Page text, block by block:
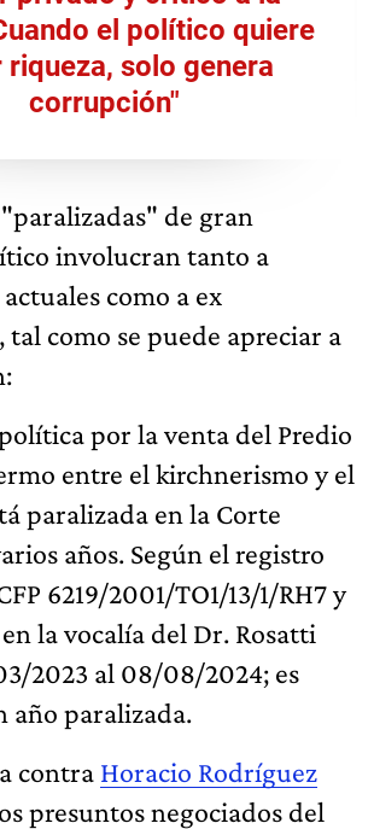
el político quiere
riqueza, solo genera
corrupción"
"paralizadas" de gran
involucran tanto a
como a ex
como se puede apreciar a
por la venta del Predio
entre el kirchnerismo y el
paralizada en la Corte
años. Según el registro
6219/2001/TO1/13/1/RH7 y
la vocalía del Dr. Rosatti
2023 al 08/08/2024; es
año paralizada.
contra Horacio Rodríguez
presuntos negociados del